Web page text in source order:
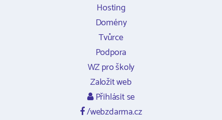
Hosting
Domény
Tvůrce
Podpora
WZ pro školy
Založit web
Přihlásit se
/webzdarma.cz